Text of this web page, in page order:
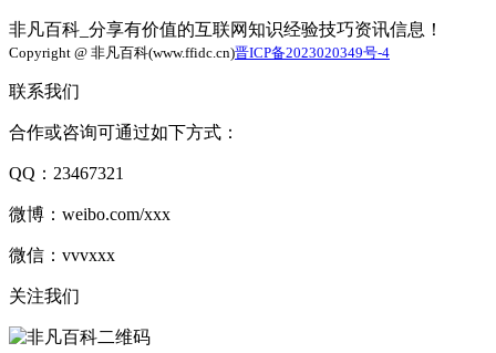
非凡百科_分享有价值的互联网知识经验技巧资讯信息！
Copyright @ 非凡百科(www.ffidc.cn)晋ICP备2023020349号-4
联系我们
合作或咨询可通过如下方式：
QQ：23467321
微博：weibo.com/xxx
微信：vvvxxx
关注我们